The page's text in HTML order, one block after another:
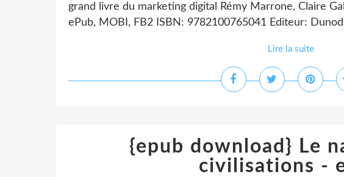
grand livre du marketing digital Rémy Marrone, Claire
ePub, MOBI, FB2 ISBN: 9782100765041 Editeur:
Lire la suite
{epub download} Le
civilisations -